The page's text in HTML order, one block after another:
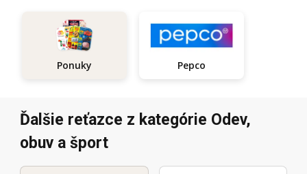
Ponuky Pepco
Ďalšie reťazce z kategórie Odev,
obuv a šport